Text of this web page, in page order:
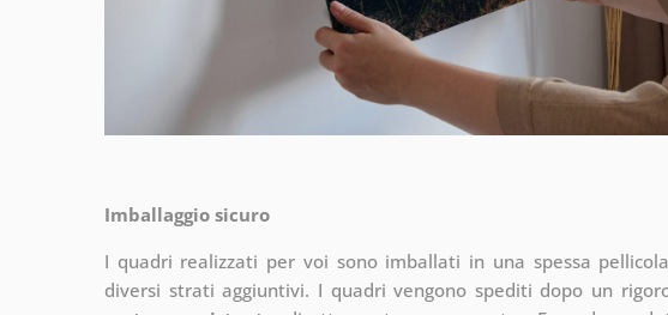
Imballaggio sicuro
I quadri realizzati per voi sono imballati in una spessa
diversi strati aggiuntivi. I quadri vengono spediti dopo un